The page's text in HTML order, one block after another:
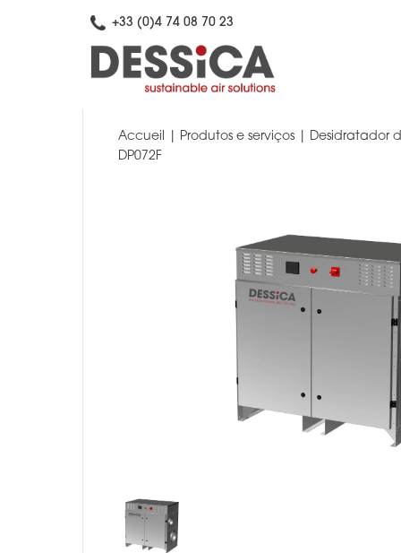
+33 (0)4 74 08 70 23
Accueil Produtos e serviços
Desidratador
DP072F